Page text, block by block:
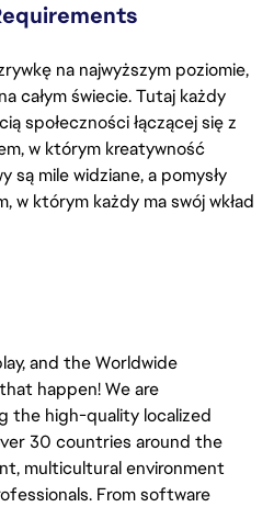
na najwyższym poziomie,
całym świecie. Tutaj każdy
społeczności łączącej się z
w którym kreatywność
są mile widziane, a pomysły
w którym każdy ma swój wkład
and the Worldwide
happen! We are
the high-quality localized
30 countries around the
multicultural environment
From software